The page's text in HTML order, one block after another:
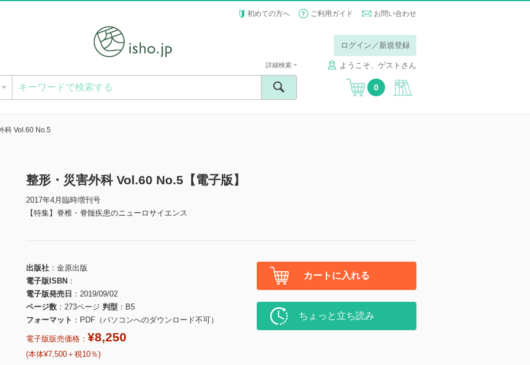
初めての方へ ご利用ガイド お問い合わせ
ログイン／新規登録
ようこそ、ゲストさん
詳細検索
0
科 Vol.60 No.5
整形・災害外科 Vol.60 No.5【電子版】
2017年4月臨時増刊号
【特集】脊椎・脊髄疾患のニューロサイエンス
出版社
金原出版
電子版ISBN
電子版発売日
2019/09/02
ページ数
273ページ 判型
B5
フォーマット
PDF（パソコンへのダウンロード不可）
電子版販売価格： ¥8,250
(本体¥7,500＋税10％)
カートに入れる
ちょっと立ち読み